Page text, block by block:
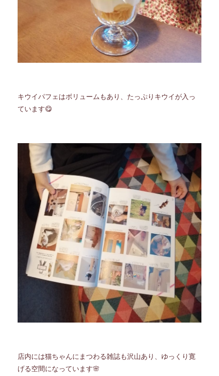
キウイパフェはボリュームもあり、たっぷりキウイが入っ
ています😋
店内には猫ちゃんにまつわる雑誌も沢山あり、ゆっくり寛
げる空間になっています🌸